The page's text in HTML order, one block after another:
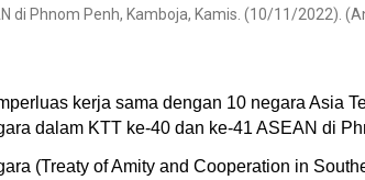
di Phnom Penh, Kamboja, Kamis. (10/11/2022).
kerja sama dengan 10 negara Asia
dalam KTT ke-40 dan ke-41 ASEAN di
(Treaty of Amity and Cooperation in